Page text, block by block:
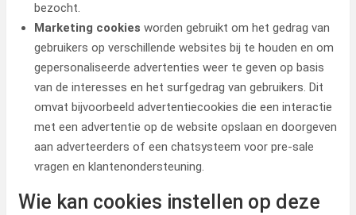
bezocht.
Marketing cookies worden gebruikt om het gedrag van
gebruikers op verschillende websites bij te houden en om
gepersonaliseerde advertenties weer te geven op basis
van de interesses en het surfgedrag van gebruikers. Dit
omvat bijvoorbeeld advertentiecookies die een interactie
met een advertentie op de website opslaan en doorgeven
aan adverteerders of een chatsysteem voor pre-sale
vragen en klantenondersteuning.
Wie kan cookies instellen op deze